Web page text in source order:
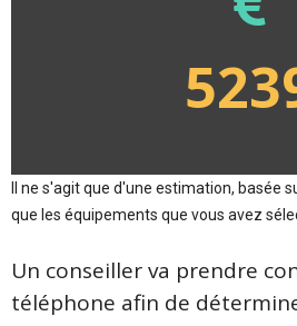
Il ne s'agit que d'une estimation, basée
que les équipements que vous avez
Un conseiller va prendre
téléphone afin de